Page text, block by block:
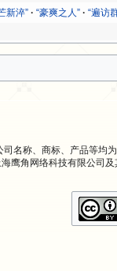
新淬” “豪爽之人” “遍访
名称、商标、产品等均
鹰角网络科技有限公司及